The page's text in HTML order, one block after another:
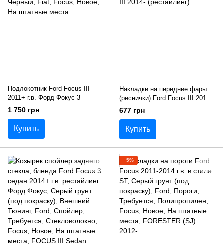
Подлокотник Ford Focus III
2011+ г.в. Форд Фокус 3
1 750 грн
Купить
Накладки на передние фары
(реснички) Ford Focus III 2014-
(рестайлинг)
677 грн
Купить
−5%